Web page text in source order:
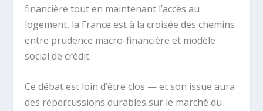
financière tout en maintenant l’accès au
logement, la France est à la croisée des chemins
entre prudence macro-financière et modèle
social de crédit.
Ce débat est loin d’être clos — et son issue aura
des répercussions durables sur le marché du